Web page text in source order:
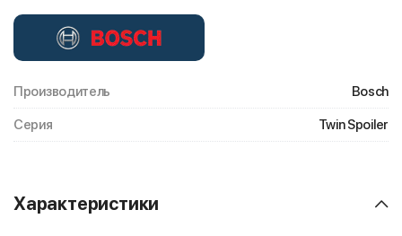
Производитель Bosch
Серия Twin Spoiler
Характеристики